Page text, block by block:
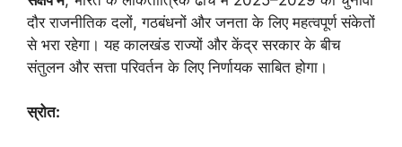
दौर राजनीतिक दलों, गठबंधनों और जनता के लिए महत्वपूर्ण संकेतों
से भरा रहेगा। यह कालखंड राज्यों और केंद्र सरकार के बीच
संतुलन और सत्ता परिवर्तन के लिए निर्णायक साबित होगा।
स्रोत: